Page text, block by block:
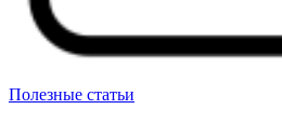
Полезные статьи